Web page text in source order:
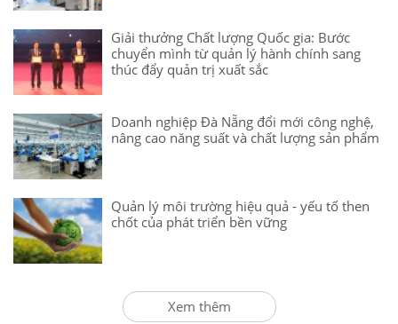
Giải thưởng Chất lượng Quốc gia: Bước
chuyển mình từ quản lý hành chính sang
thúc đẩy quản trị xuất sắc
Doanh nghiệp Đà Nẵng đổi mới công nghệ,
nâng cao năng suất và chất lượng sản phẩm
Quản lý môi trường hiệu quả - yếu tố then
chốt của phát triển bền vững
Xem thêm